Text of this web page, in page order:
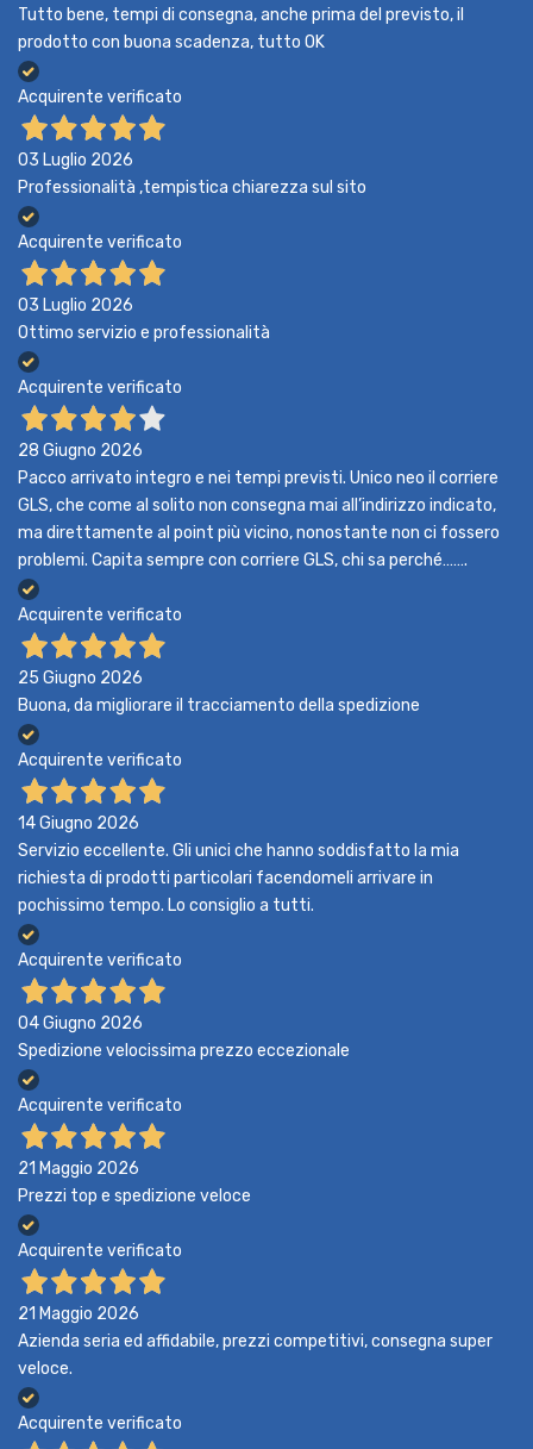
Tutto bene, tempi di consegna, anche prima del previsto, il
prodotto con buona scadenza, tutto OK
Acquirente verificato
03 Luglio 2026
Professionalità ,tempistica chiarezza sul sito
Acquirente verificato
03 Luglio 2026
Ottimo servizio e professionalità
Acquirente verificato
28 Giugno 2026
Pacco arrivato integro e nei tempi previsti. Unico neo il corriere
GLS, che come al solito non consegna mai all’indirizzo indicato,
ma direttamente al point più vicino, nonostante non ci fossero
problemi. Capita sempre con corriere GLS, chi sa perché…….
Acquirente verificato
25 Giugno 2026
Buona, da migliorare il tracciamento della spedizione
Acquirente verificato
14 Giugno 2026
Servizio eccellente. Gli unici che hanno soddisfatto la mia
richiesta di prodotti particolari facendomeli arrivare in
pochissimo tempo. Lo consiglio a tutti.
Acquirente verificato
04 Giugno 2026
Spedizione velocissima prezzo eccezionale
Acquirente verificato
21 Maggio 2026
Prezzi top e spedizione veloce
Acquirente verificato
21 Maggio 2026
Azienda seria ed affidabile, prezzi competitivi, consegna super
veloce.
Acquirente verificato